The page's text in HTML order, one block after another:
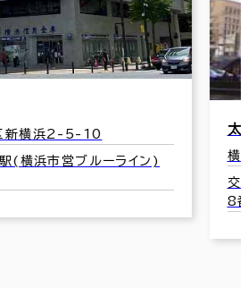
太田興産ビル新横浜
横浜市港北区新横浜2-4-15
交通：新横浜駅(横浜市営ブルーライン)